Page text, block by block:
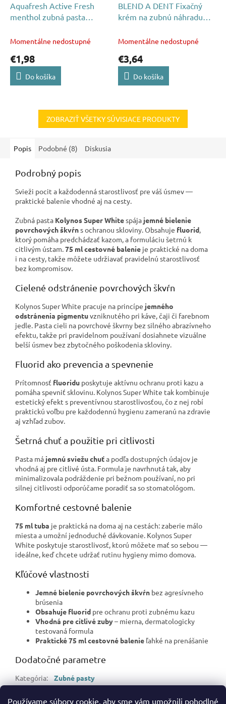
Používame súbory cookie, aby sme vám umožnili pohodlné
Aquafresh Active Fresh
menthol zubná pasta
Momentálne nedostupné
€1,98
Do košíka
BLEND A DENT Fixačný
krém na zubnú náhradu
Momentálne nedostupné
€3,64
Do košíka
ZOBRAZIŤ VŠETKY SÚVISIACE PRODUKTY
Popis Podobné (8) Diskusia
Podrobný popis
Svieži pocit a každodenná starostlivosť pre váš úsmev —
praktické balenie vhodné aj na cesty.
Zubná pasta Kolynos Super Whitespája jemné bielenie
povrchových škvŕns ochranou skloviny. Obsahuje fluorid,
ktorý pomáha predchádzať kazom, a formuláciu šetrnú k
citlivým ústam.75 ml cestovné balenie je praktické na doma
i na cesty, takže môžete udržiavať pravidelnú starostlivosť
bez kompromisov.
Cielené odstránenie povrchových škvŕn
Kolynos Super White pracuje na princípe jemného
odstránenia pigmentuvzniknutého pri káve, čaji či farebnom
jedle. Pasta cieli na povrchové škvrny bez silného abrazívneho
efektu, takže pri pravidelnom používaní dosiahnete vizuálne
belší úsmev bez zbytočného poškodenia skloviny.
Fluorid ako prevencia a spevnenie
Prítomnosť fluoridu poskytuje aktívnu ochranu proti kazu a
pomáha spevniť sklovinu. Kolynos Super White tak kombinuje
estetický efekt s preventívnou starostlivosťou, čo z nej robí
praktickú voľbu pre každodennú hygienu zameranú na zdravie
aj vzhľad zubov.
Šetrná chuť a použitie pri citlivosti
Pasta má jemnú sviežu chuťa podľa dostupných údajov je
vhodná aj pre citlivé ústa. Formula je navrhnutá tak, aby
minimalizovala podráždenie pri bežnom používaní, no pri
silnej citlivosti odporúčame poradiť sa so stomatológom.
Komfortné cestovné balenie
75 ml tuba je praktická na doma aj na cestách: zaberie málo
miesta a umožní jednoduché dávkovanie. Kolynos Super
White poskytuje starostlivosť, ktorú môžete mať so sebou —
ideálne, keď chcete udržať rutinu hygieny mimo domova.
Kľúčové vlastnosti
Jemné bielenie povrchových škvŕn bez agresívneho
brúsenia
Obsahuje fluorid pre ochranu proti zubnému kazu
Vhodná pre citlivé zuby– mierna, dermatologicky
testovaná formula
Praktické 75 ml cestovné balenie ľahké na prenášanie
Dodatočné parametre
Kategória:
Zubné pasty
EAN: 8718951612440